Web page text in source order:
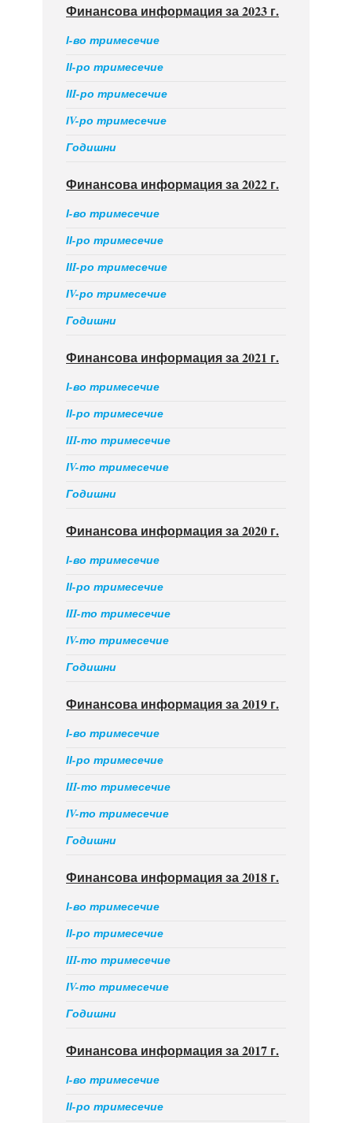
Финансова информация за 2023 г.
І-во тримесечие
ІІ-ро тримесечие
ІІI-ро тримесечие
ІV-ро тримесечие
Годишни
Финансова информация за 2022 г.
І-во тримесечие
ІІ-ро тримесечие
ІІI-ро тримесечие
ІV-ро тримесечие
Годишни
Финансова информация за 2021 г.
І-во тримесечие
ІІ-ро тримесечие
ІII-то тримесечие
ІV-то тримесечие
Годишни
Финансова информация за 2020 г.
І-во тримесечие
ІІ-ро тримесечие
ІII-то тримесечие
ІV-то тримесечие
Годишни
Финансова информация за 2019 г.
І-во тримесечие
ІІ-ро тримесечие
ІII-то тримесечие
ІV-то тримесечие
Годишни
Финансова информация за 2018 г.
І-во тримесечие
ІІ-ро тримесечие
ІII-то тримесечие
ІV-то тримесечие
Годишни
Финансова информация за 2017 г.
І-во тримесечие
ІІ-ро тримесечие